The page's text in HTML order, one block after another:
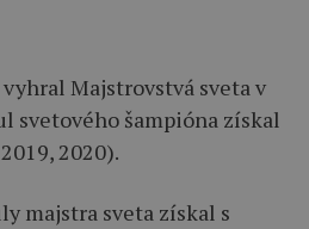
Majstrovstvá sveta v
svetového šampióna získal
2020).
majstra sveta získal s